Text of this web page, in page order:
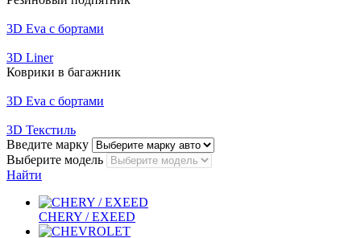
3D Eva с бортами
3D Liner
Коврики в багажник
3D Eva с бортами
3D Текстиль
Введите марку
Выберите модель
Найти
CHERY / EXEED